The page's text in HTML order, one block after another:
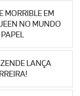
MORRIBLE EM
NO MUNDO
LANÇA